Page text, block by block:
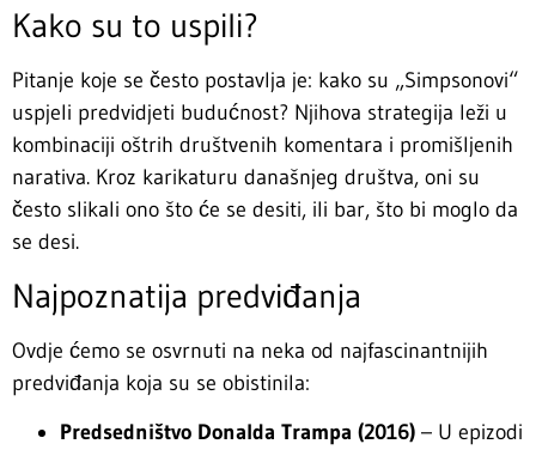
Kako su to uspili?
Pitanje koje se često postavlja je: kako su „Simpsonovi“
uspjeli predvidjeti budućnost? Njihova strategija leži u
kombinaciji oštrih društvenih komentara i promišljenih
narativa. Kroz karikaturu današnjeg društva, oni su
često slikali ono što će se desiti, ili bar, što bi moglo da
se desi.
Najpoznatija predviđanja
Ovdje ćemo se osvrnuti na neka od najfascinantnijih
predviđanja koja su se obistinila:
Predsedništvo Donalda Trampa (2016) – U epizodi